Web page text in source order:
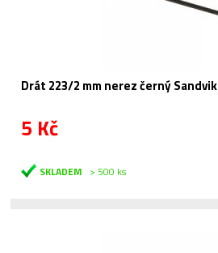
Drát 223/2 mm nerez černý Sandvik
5 Kč
SKLADEM > 500 ks